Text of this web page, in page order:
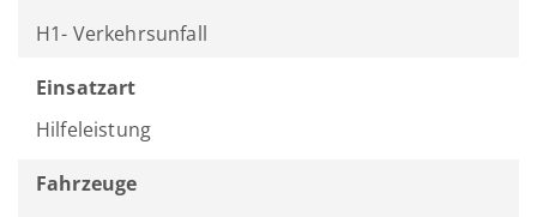
H1- Verkehrsunfall
Einsatzart
Hilfeleistung
Fahrzeuge